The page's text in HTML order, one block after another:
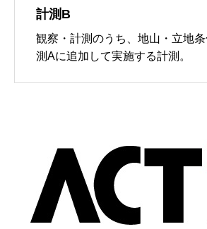
計測B
観察・計測のうち、地山・立地
測Aに追加して実施する計測。